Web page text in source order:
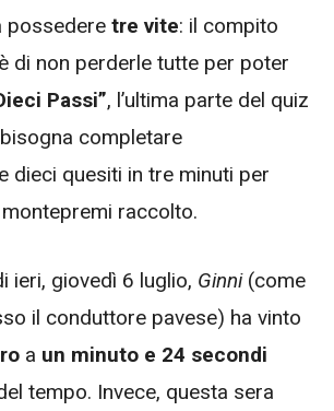
possedere tre vite: il compito
di non perderle tutte per poter
Passi”, l’ultima parte del quiz
completare
dieci quesiti in tre minuti per
raccolto.
ieri, giovedì 6 luglio, Ginni (come
il conduttore pavese) ha vinto
a un minuto e 24 secondi
tempo. Invece, questa sera